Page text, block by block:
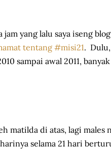
jam yang lalu saya iseng
tentang #misi21.
sampai awal 2011,
matilda di atas, lagi males
selama 21 hari